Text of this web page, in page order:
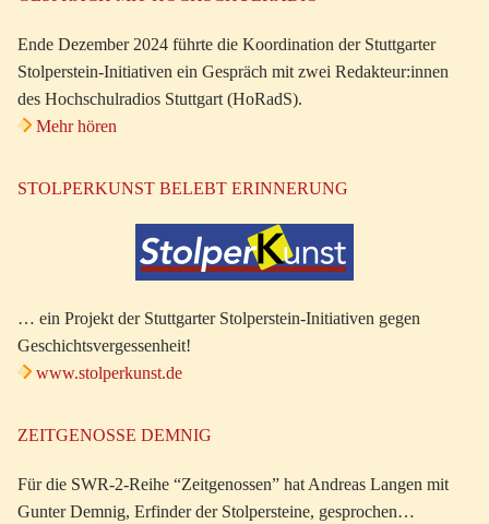
Ende Dezember 2024 führte die Koordination der Stuttgarter
Stolperstein-Initiativen ein Gespräch mit zwei Redakteur:innen
des Hochschulradios Stuttgart (HoRadS).
Mehr hören
STOLPERKUNST BELEBT ERINNERUNG
… ein Projekt der Stuttgarter Stolperstein-Initiativen gegen
Geschichtsvergessenheit!
www.stolperkunst.de
ZEITGENOSSE DEMNIG
Für die SWR-2-Reihe “Zeitgenossen” hat Andreas Langen mit
Gunter Demnig, Erfinder der Stolpersteine, gesprochen…